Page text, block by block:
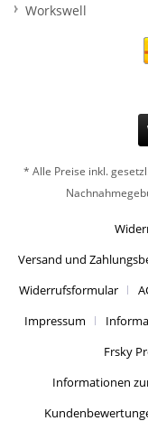
Workswell
* Alle Preise inkl.
Versand und
Widerrufsformular
Impressum
Frsky
Informationen